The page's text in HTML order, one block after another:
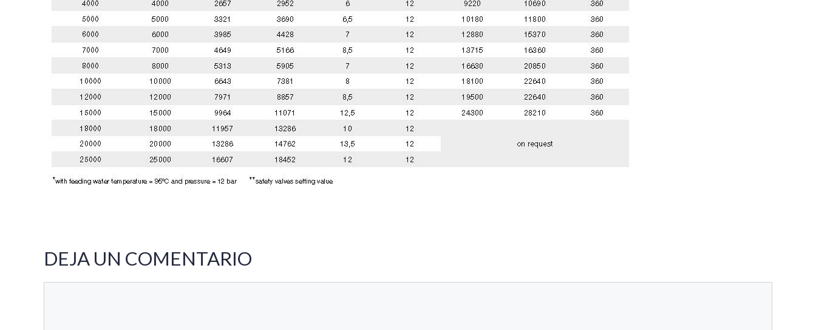
DEJA UN COMENTARIO